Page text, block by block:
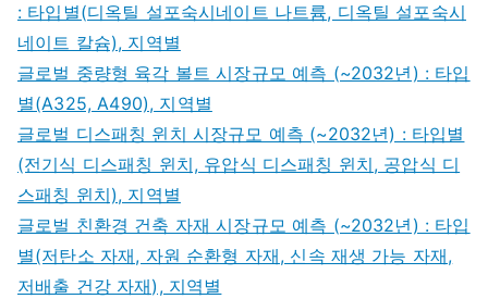
: 타입별(디옥틸 설포숙시네이트 나트륨, 디옥틸 설포숙시
네이트 칼슘), 지역별
글로벌 중량형 육각 볼트 시장규모 예측 (~2032년) : 타입
별(A325, A490), 지역별
글로벌 디스패칭 윈치 시장규모 예측 (~2032년) : 타입별
(전기식 디스패칭 윈치, 유압식 디스패칭 윈치, 공압식 디
스패칭 윈치), 지역별
글로벌 친환경 건축 자재 시장규모 예측 (~2032년) : 타입
별(저탄소 자재, 자원 순환형 자재, 신속 재생 가능 자재,
저배출 건강 자재), 지역별